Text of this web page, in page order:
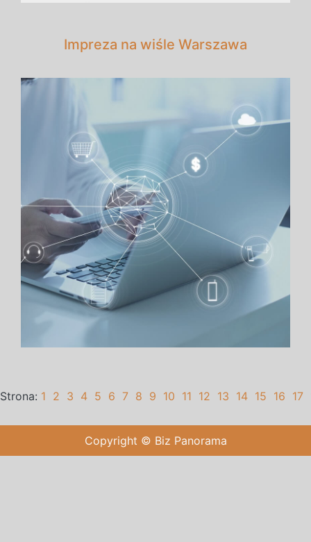
Impreza na wiśle Warszawa
Strona: 1 2 3 4 5 6 7 8 9 10 11 12 13 14 15 16 17
Copyright © Biz Panorama